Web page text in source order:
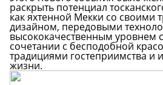
раскрыть потенциал
как яхтенной Мекки со своими
дизайном, передовыми
высококачественным уровнем
сочетании с бесподобной
традициями гостеприимства и
жизни.